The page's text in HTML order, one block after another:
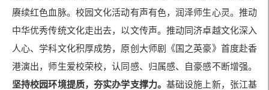
赓续红色血脉。校园文化活动有声有色，润泽师生心灵。推动
中华优秀传统文化走出去，以文传声。推动同济卓越文化深入
人心、学科文化积厚成势，原创大师剧《国之英豪》首度赴香
港演出，师生爱校荣校，认同感、归属感、自豪感不断增强。
坚持校园环境提质，夯实办学支撑力。 基础设施上新，张江基